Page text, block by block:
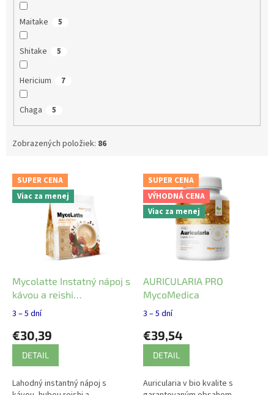
Maitake 5
Shitake 5
Hericium 7
Chaga 5
Zobrazených položiek: 86
V
p
SUPER CENA
Viac za menej
Mycolatte Instatný nápoj s
kávou a reishi
MycoMedica
3 – 5 dní
€30,39
DETAIL
Lahodný instantný nápoj s
SUPER CENA
VÝHODNÁ CENA
Viac za menej
AURICULARIA PRO
MycoMedica
3 – 5 dní
€39,54
DETAIL
Auricularia v bio kvalite s